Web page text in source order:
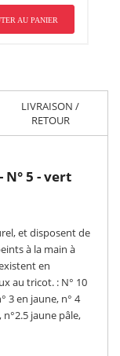
AU PANIER
LIVRAISON /
RETOUR
5 - vert
et disposent de
à la main à
en
au tricot. : N° 10
3 en jaune, n° 4
jaune pâle,